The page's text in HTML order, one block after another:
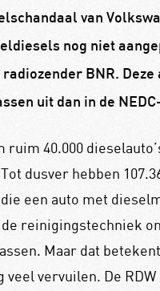
van
nog niet
BNR.
uit dan in de
ruim 40.000
dusver hebben
een auto met
reinigingstechniek
Maar dat
vervuilen. De